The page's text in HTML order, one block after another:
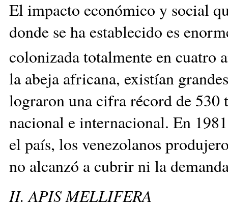
El impacto económico y social
donde se ha establecido es
colonizada totalmente en cuatro
la abeja africana, existían
lograron una cifra récord de 530
nacional e internacional. En
el país, los venezolanos
no alcanzó a cubrir ni la
II. APIS MELLIFERA